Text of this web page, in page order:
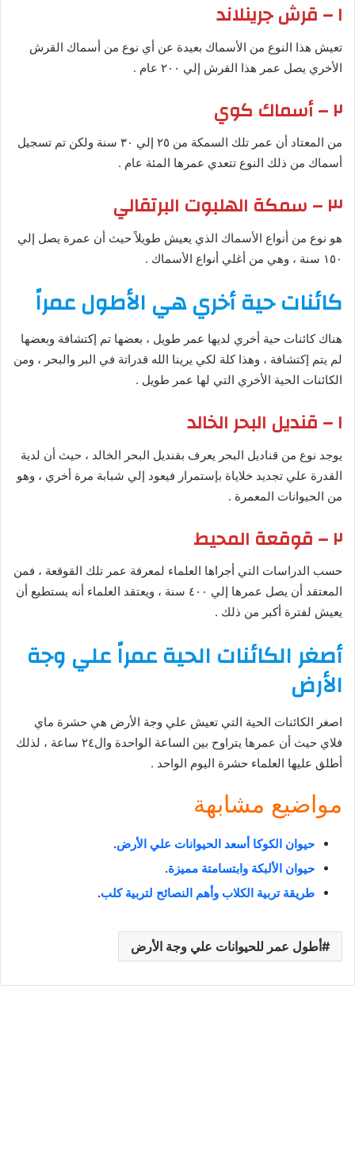
١ – قرش جرينلاند
تعيش هذا النوع من الأسماك بعيدة عن أي نوع من أسماك القرش
الأخري يصل عمر هذا القرش إلي ٢٠٠ عام .
٢ – أسماك كوي
من المعتاد أن عمر تلك السمكة من ٢٥ إلي ٣٠ سنة ولكن تم تسجيل
أسماك من ذلك النوع تتعدي عمرها المئة عام .
٣ – سمكة الهلبوت البرتقالي
هو نوع من أنواع الأسماك الذي يعيش طويلاً حيث أن عمرة يصل إلي
١٥٠ سنة ، وهي من أغلي أنواع الأسماك .
كائنات حية أخري هي الأطول عمراً
هناك كائنات حية أخري لديها عمر طويل ، بعضها تم إكتشافة وبعضها
لم يتم إكتشافة ، وهذا كلة لكي يرينا الله قدراتة في البر والبحر ، ومن
الكائنات الحية الأخري التي لها عمر طويل .
١ – قنديل البحر الخالد
يوجد نوع من قناديل البحر يعرف بقنديل البحر الخالد ، حيث أن لدية
القدرة علي تجديد خلاياة بإستمرار فيعود إلي شبابة مرة أخري ، وهو
من الحيوانات المعمرة .
٢ – قوقعة المحيط
حسب الدراسات التي أجراها العلماء لمعرفة عمر تلك القوقعة ، فمن
المعتقد أن يصل عمرها إلي ٤٠٠ سنة ، ويعتقد العلماء أنه يستطيع أن
يعيش لفترة أكبر من ذلك .
أصغر الكائنات الحية عمراً علي وجة
الأرض
اصغر الكائنات الحية التي تعيش علي وجة الأرض هي حشرة ماي
فلاي حيث أن عمرها يتراوح بين الساعة الواحدة وال٢٤ ساعة ، لذلك
أطلق عليها العلماء حشرة اليوم الواحد .
مواضيع مشابهة
حيوان الكوكا أسعد الحيوانات علي الأرض.
حيوان الألبكة وابتسامتة مميزة.
طريقة تربية الكلاب وأهم النصائح لتربية كلب.
أطول عمر للحيوانات علي وجة الأرض